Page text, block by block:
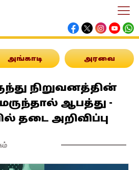
அங்காடி அரவை
நிறுவனத்தின்
ஆபத்து -
தடை அறிவிப்பு